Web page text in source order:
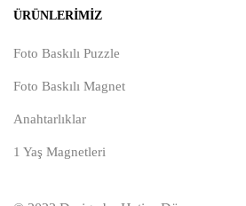
ÜRÜNLERIMIZ
Foto Baskılı Puzzle
Foto Baskılı Magnet
Anahtarlıklar
1 Yaş Magnetleri